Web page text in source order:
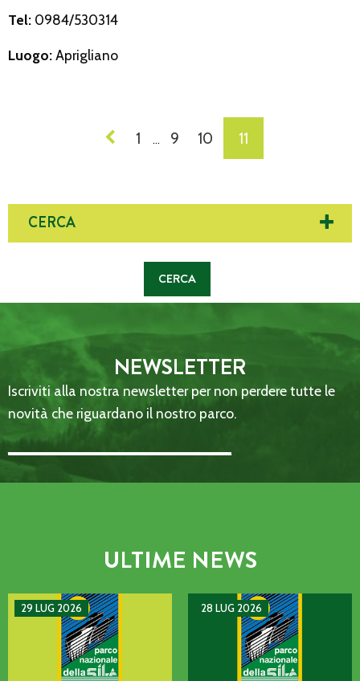
Tel: 0984/530314
Luogo:Aprigliano
NAVIGAZIONE
1 … 9 10 11
CERCA
NEWSLETTER
Iscriviti alla nostra newsletter per non perdere tutte le
novità che riguardano il nostro parco.
Email Address::: (required)
ULTIME NEWS
29 LUG 2026
AVVISO DI GUASTO SULLA LINEA TELEFONICA DELL’ENTE
28 LUG 2026
MANIFESTAZIONE DI